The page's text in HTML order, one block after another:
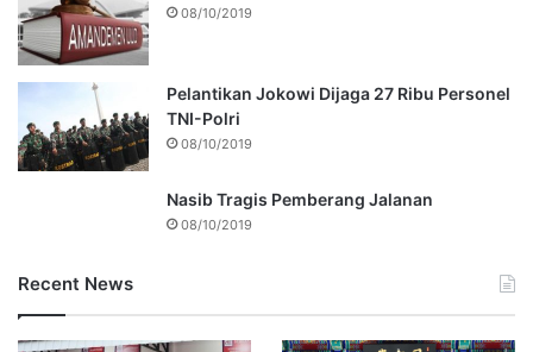
08/10/2019
Pelantikan Jokowi Dijaga 27 Ribu Personel
TNI-Polri
08/10/2019
Nasib Tragis Pemberang Jalanan
08/10/2019
Recent News